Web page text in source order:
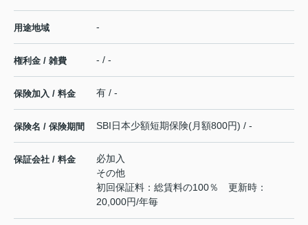
用途地域 -
権利金 / 雑費 - / -
保険加入 / 料金 有 / -
保険名 / 保険期間 SBI日本少額短期保険(月額800円) / -
保証会社 / 料金
必加入
その他
初回保証料：総賃料の100％ 更新時：
20,000円/年毎